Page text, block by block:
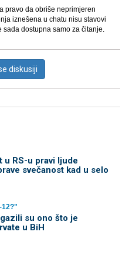
pravo da obriše neprimjeren
iznešena u chatu nisu stavovi
sada dostupna samo za čitanje.
diskusiji
u RS-u pravi ljude
svečanost kad u selo
12?"
su ono što je
u BiH